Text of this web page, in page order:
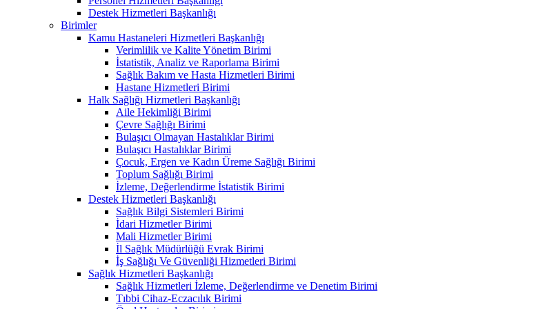
Destek Hizmetleri Başkanlığı
Birimler
Kamu Hastaneleri Hizmetleri Başkanlığı
Verimlilik ve Kalite Yönetim Birimi
İstatistik, Analiz ve Raporlama Birimi
Sağlık Bakım ve Hasta Hizmetleri Birimi
Hastane Hizmetleri Birimi
Halk Sağlığı Hizmetleri Başkanlığı
Aile Hekimliği Birimi
Çevre Sağlığı Birimi
Bulaşıcı Olmayan Hastalıklar Birimi
Bulaşıcı Hastalıklar Birimi
Çocuk, Ergen ve Kadın Üreme Sağlığı Birimi
Toplum Sağlığı Birimi
İzleme, Değerlendirme İstatistik Birimi
Destek Hizmetleri Başkanlığı
Sağlık Bilgi Sistemleri Birimi
İdari Hizmetler Birimi
Mali Hizmetler Birimi
İl Sağlık Müdürlüğü Evrak Birimi
İş Sağlığı Ve Güvenliği Hizmetleri Birimi
Sağlık Hizmetleri Başkanlığı
Sağlık Hizmetleri İzleme, Değerlendirme ve Denetim Birimi
Tıbbi Cihaz-Eczacılık Birimi